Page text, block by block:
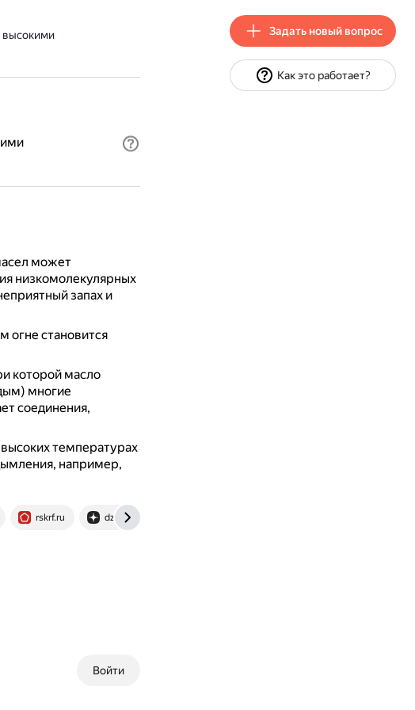
высокими
может
низкомолекулярных
запах и
огне становится
которой масло
многие
соединения,
температурах
например,
rskrf.ru dzen.ru
Войти
Задать новый вопрос
Как это работает?